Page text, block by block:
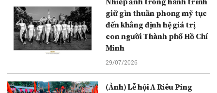
giữ gìn thuần phong mỹ tục
đến khẳng định hệ giá trị
con người Thành phố Hồ Chí
Minh
29/07/2026
(Ảnh) Lễ hội A Riêu Ping